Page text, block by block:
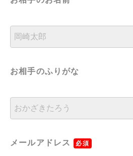
お相手のふりがな
メールアドレス 必須